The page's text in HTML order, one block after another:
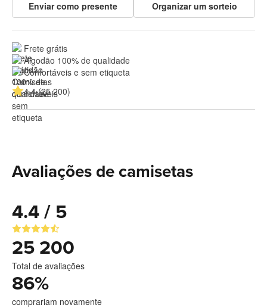
Enviar como presente Organizar um sorteio
Frete grátis
Algodão 100% de qualidade
Confortáveis e sem etiqueta
4.4 (25 200)
Avaliações de camisetas
4.4 / 5
25 200
Total de avaliações
86%
comprariam novamente